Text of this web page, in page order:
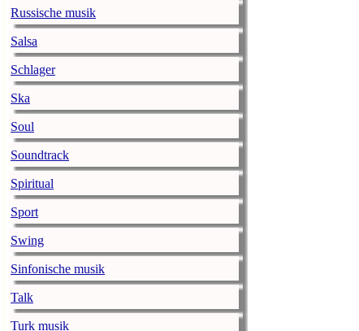
Russische musik
Salsa
Schlager
Ska
Soul
Soundtrack
Spiritual
Sport
Swing
Sinfonische musik
Talk
Turk musik